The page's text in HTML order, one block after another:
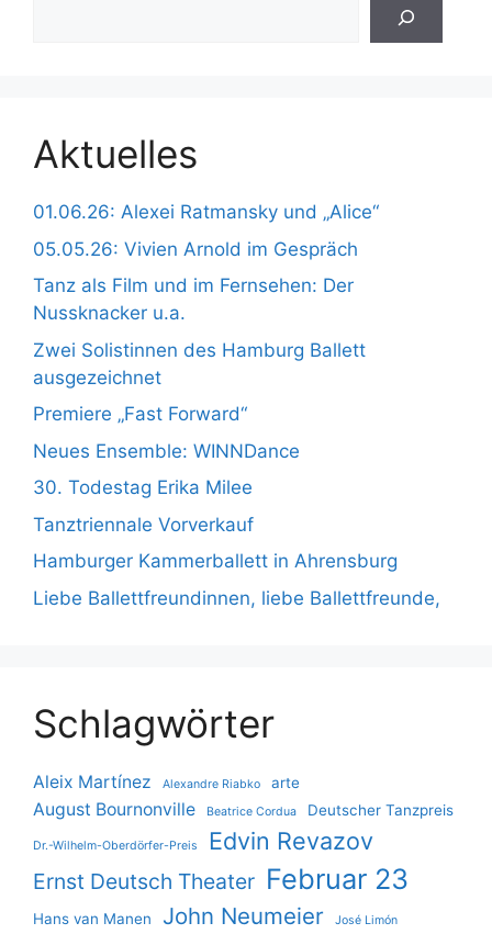
Aktuelles
01.06.26: Alexei Ratmansky und „Alice“
05.05.26: Vivien Arnold im Gespräch
Tanz als Film und im Fernsehen: Der
Nussknacker u.a.
Zwei Solistinnen des Hamburg Ballett
ausgezeichnet
Premiere „Fast Forward“
Neues Ensemble: WINNDance
30. Todestag Erika Milee
Tanztriennale Vorverkauf
Hamburger Kammerballett in Ahrensburg
Liebe Ballettfreundinnen, liebe Ballettfreunde,
Schlagwörter
Aleix Martínez Alexandre Riabko arte
August Bournonville Beatrice Cordua Deutscher Tanzpreis
Dr.-Wilhelm-Oberdörfer-Preis Edvin Revazov
Ernst Deutsch Theater Februar 23
Hans van Manen John Neumeier José Limón